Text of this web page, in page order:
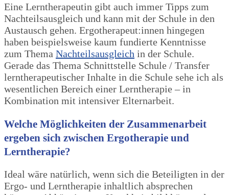
Eine Lerntherapeutin gibt auch immer Tipps zum
Nachteilsausgleich und kann mit der Schule in den
Austausch gehen. Ergotherapeut:innen hingegen
haben beispielsweise kaum fundierte Kenntnisse
zum Thema Nachteilsausgleich in der Schule.
Gerade das Thema Schnittstelle Schule / Transfer
lerntherapeutischer Inhalte in die Schule sehe ich als
wesentlichen Bereich einer Lerntherapie – in
Kombination mit intensiver Elternarbeit.
Welche Möglichkeiten der Zusammenarbeit
ergeben sich zwischen Ergotherapie und
Lerntherapie?
Ideal wäre natürlich, wenn sich die Beteiligten in der
Ergo- und Lerntherapie inhaltlich absprechen